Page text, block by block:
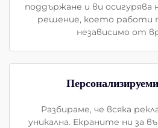
поддържане и ви осигурява
решение, което работи
независимо от
Разбираме, че всяка
уникална. Екраните ни за